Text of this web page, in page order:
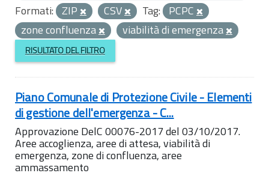
Formati: ZIP CSV Tag: PCPC
zone confluenza
viabilità di emergenza
RISULTATO DEL FILTRO
Piano Comunale di Protezione Civile - Elementi
di gestione dell'emergenza - C...
Approvazione DelC 00076-2017 del 03/10/2017.
Aree accoglienza, aree di attesa, viabilità di
emergenza, zone di confluenza, aree
ammassamento